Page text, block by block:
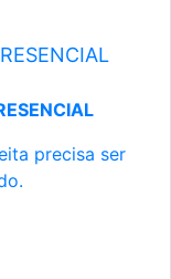
precisa ser